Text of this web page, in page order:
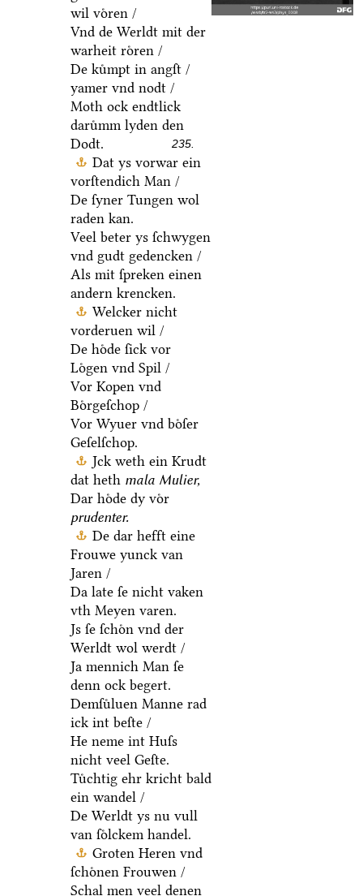
wil voͤren /
Vnd de Werldt mit der
warheit roͤren /
De kuͤmpt in angſt /
yamer vnd nodt /
Moth ock endtlick
daruͤmm lyden den
Dodt.
235.
Dat ys vorwar ein
vorſtendich Man /
De ſyner Tungen wol
raden kan.
Veel beter ys ſchwygen
vnd gudt gedencken /
Als mit ſpreken einen
andern krencken.
Welcker nicht
vorderuen wil /
De hoͤde ſick vor
Loͤgen vnd Spil /
Vor Kopen vnd
Boͤrgeſchop /
Vor Wyuer vnd boͤſer
Geſelſchop.
Jck weth ein Krudt
dat heth mala Mulier,
Dar hoͤde dy voͤr
prudenter.
De dar hefft eine
Frouwe yunck van
Jaren /
Da late ſe nicht vaken
vth Meyen varen.
Js ſe ſchoͤn vnd der
Werldt wol werdt /
Ja mennich Man ſe
denn ock begert.
Demſuͤluen Manne rad
ick int beſte /
He neme int Huſs
nicht veel Geſte.
Tuͤchtig ehr kricht bald
ein wandel /
De Werldt ys nu vull
van ſoͤlckem handel.
Groten Heren vnd
ſchoͤnen Frouwen /
Schal men veel denen